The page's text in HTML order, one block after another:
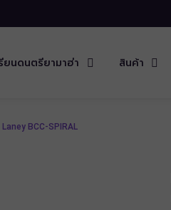
ยนดนตรียามาฮ่า สินค้า
Laney BCC-SPIRAL